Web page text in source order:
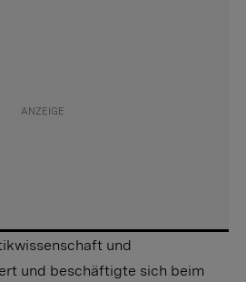
und
und beschäftigte sich beim